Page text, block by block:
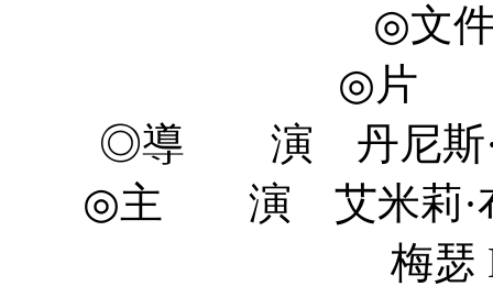
◎文
◎片
◎導 演 丹尼斯·維
◎主 演 艾米莉·布
梅瑟